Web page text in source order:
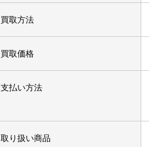
買取方法
買取価格
支払い方法
取り扱い商品